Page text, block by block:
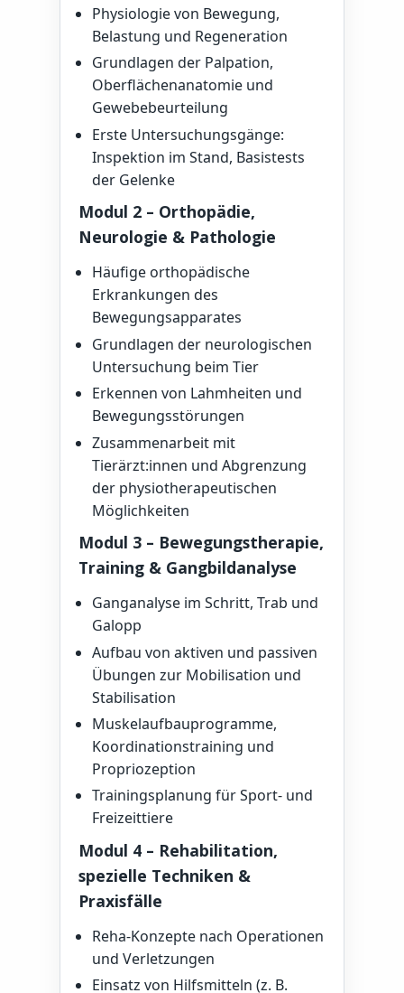
Physiologie von Bewegung,
Belastung und Regeneration
Grundlagen der Palpation,
Oberflächenanatomie und
Gewebebeurteilung
Erste Untersuchungsgänge:
Inspektion im Stand, Basistests
der Gelenke
Modul 2 – Orthopädie,
Neurologie & Pathologie
Häufige orthopädische
Erkrankungen des
Bewegungsapparates
Grundlagen der neurologischen
Untersuchung beim Tier
Erkennen von Lahmheiten und
Bewegungsstörungen
Zusammenarbeit mit
Tierärzt:innen und Abgrenzung
der physiotherapeutischen
Möglichkeiten
Modul 3 – Bewegungstherapie,
Training & Gangbildanalyse
Ganganalyse im Schritt, Trab und
Galopp
Aufbau von aktiven und passiven
Übungen zur Mobilisation und
Stabilisation
Muskelaufbauprogramme,
Koordinationstraining und
Propriozeption
Trainingsplanung für Sport- und
Freizeittiere
Modul 4 – Rehabilitation,
spezielle Techniken &
Praxisfälle
Reha-Konzepte nach Operationen
und Verletzungen
Einsatz von Hilfsmitteln (z. B.